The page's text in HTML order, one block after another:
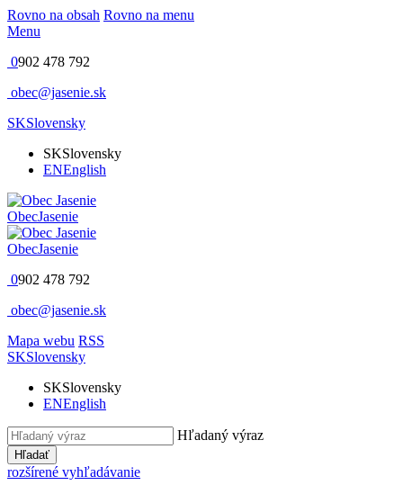
Rovno na obsah Rovno na menu
Menu
0902 478 792
obec@jasenie.sk
SKSlovensky
SKSlovensky
ENEnglish
ObecJasenie
ObecJasenie
0902 478 792
obec@jasenie.sk
Mapa webu RSS
SKSlovensky
SKSlovensky
ENEnglish
Hľadaný výraz
Hľadať
rozšírené vyhľadávanie